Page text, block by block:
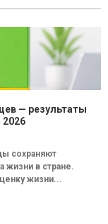
— результаты
2026
сохраняют
жизни в стране.
жизни...